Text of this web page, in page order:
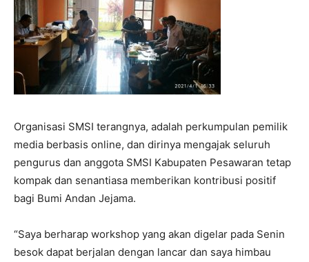
Organisasi SMSI terangnya, adalah perkumpulan pemilik
media berbasis online, dan dirinya mengajak seluruh
pengurus dan anggota SMSI Kabupaten Pesawaran tetap
kompak dan senantiasa memberikan kontribusi positif
bagi Bumi Andan Jejama.
“Saya berharap workshop yang akan digelar pada Senin
besok dapat berjalan dengan lancar dan saya himbau